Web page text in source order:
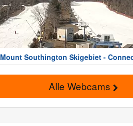
Mount Southington Skigebiet -
Alle Webcams